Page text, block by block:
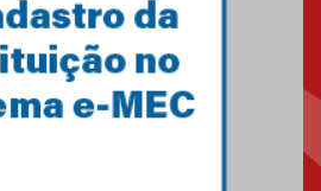
Professora do Mackenzie é
finalista do Prêmio Jabuti com
obra sobre ética e arquitetura
contemporânea